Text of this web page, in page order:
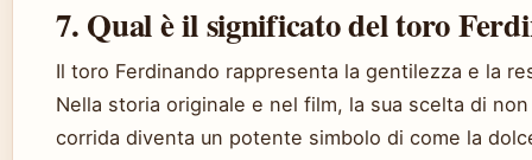
7. Qual è il significato del toro
Il toro Ferdinando rappresenta la gentilezza e la
Nella storia originale e nel film, la sua scelta di
corrida diventa un potente simbolo di come la